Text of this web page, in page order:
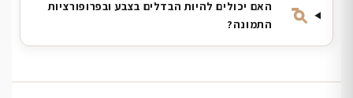
האם יכולים להיות הבדלים בצבע ובפרופורציות
התמונה?